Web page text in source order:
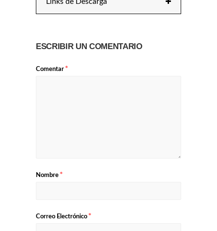
ESCRIBIR UN COMENTARIO
Comentar *
Nombre *
Correo Electrónico *